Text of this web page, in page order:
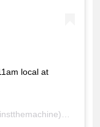
local at
がシェアした投稿 –